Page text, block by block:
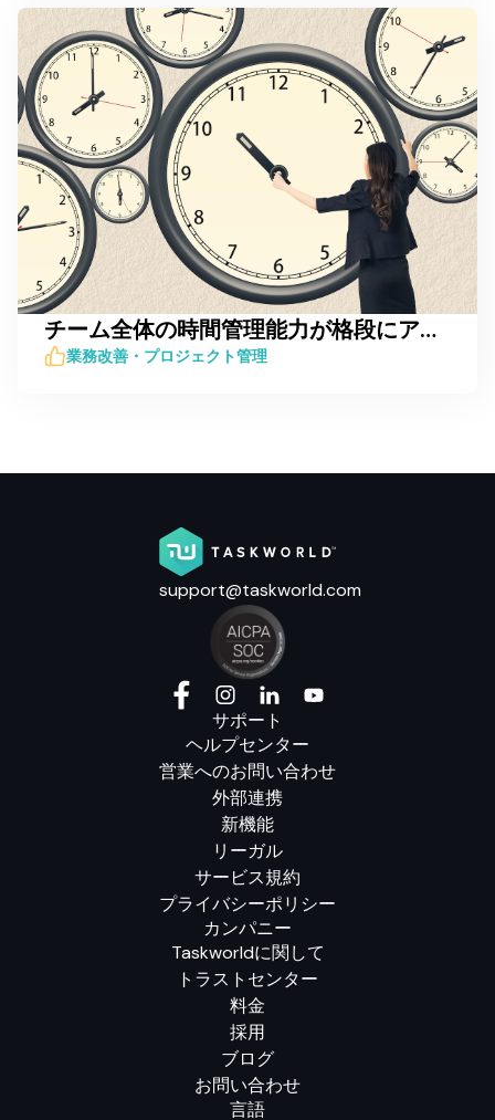
チーム全体の時間管理能力が格段にアップする7つのコツ
業務改善・プロジェクト管理
support@taskworld.com
サポート
ヘルプセンター
営業へのお問い合わせ
外部連携
新機能
リーガル
サービス規約
プライバシーポリシー
カンパニー
Taskworldに関して
トラストセンター
料金
採用
ブログ
お問い合わせ
言語